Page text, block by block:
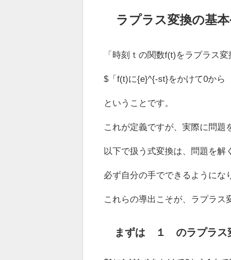
ラプラス変換の基
「時刻ｔの関数f(t)をラプラス
$「f(t)に{e}^{-st}をかけて0から
ということです。
これが定義ですが、実際に問題
以下で扱う式変換は、問題を解
必ず自分の手でできるようにな
これらの導出こそが、ラプラス
まずは １ のラプラス